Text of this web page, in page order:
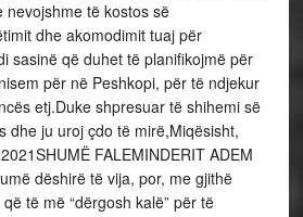
nevojshme të kostos së
dhe akomodimit tuaj për
sasinë që duhet të planifikojmë për
për në Peshkopi, për të ndjekur
etj.Duke shpresuar të shihemi së
dhe ju uroj çdo të mirë,Miqësisht,
FALEMINDERIT ADEM
dëshirë të vija, por, me gjithë
të më “dërgosh kalë” për të